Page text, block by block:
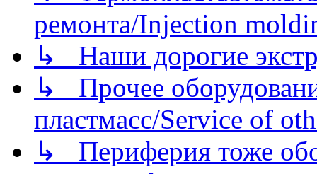
ремонта/Injection
↳ Наши дорогие
↳ Прочее
пластмасс/Service of
↳ Периферия тоже